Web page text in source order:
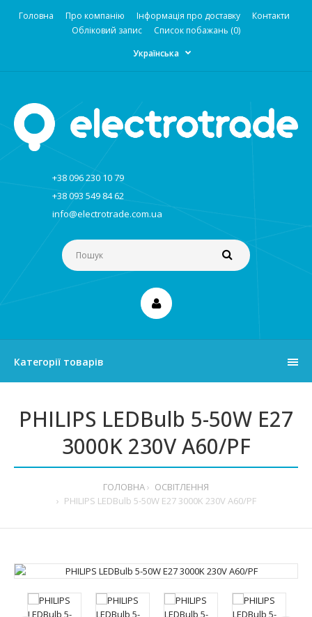
Головна Про компанію Інформація про доставку
Контакти
Обліковий запис
Список побажань (0)
Українська
+38 096 230 10 79
+38 093 549 84 62
info@electrotrade.com.ua
Категорії товарів
PHILIPS LEDBulb 5-50W E27
3000K 230V A60/PF
ГОЛОВНА
ОСВІТЛЕННЯ
PHILIPS LEDBulb 5-50W E27 3000K 230V A60/PF